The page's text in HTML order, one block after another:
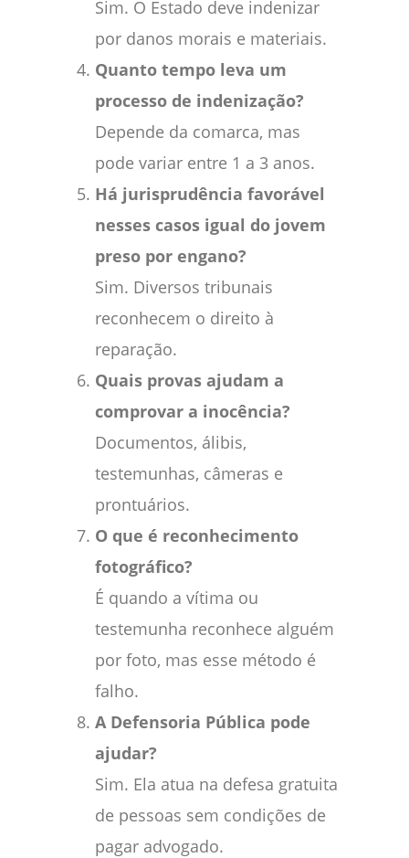
Sim. O Estado deve indenizar
por danos morais e materiais.
Quanto tempo leva um
processo de indenização?
Depende da comarca, mas
pode variar entre 1 a 3 anos.
Há jurisprudência favorável
nesses casos igual do jovem
preso por engano?
Sim. Diversos tribunais
reconhecem o direito à
reparação.
Quais provas ajudam a
comprovar a inocência?
Documentos, álibis,
testemunhas, câmeras e
prontuários.
O que é reconhecimento
fotográfico?
É quando a vítima ou
testemunha reconhece alguém
por foto, mas esse método é
falho.
A Defensoria Pública pode
ajudar?
Sim. Ela atua na defesa gratuita
de pessoas sem condições de
pagar advogado.